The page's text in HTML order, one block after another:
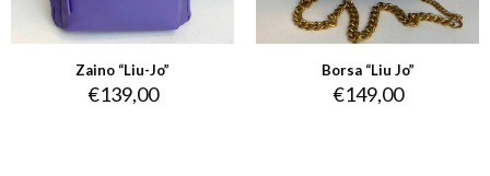
Zaino “Liu-Jo”
€139,00
Borsa “Liu Jo”
€149,00